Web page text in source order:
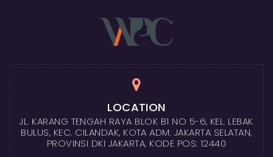
LOCATION
JL. KARANG TENGAH RAYA BLOK B1 NO 5-6, KEL. LEBAK
BULUS, KEC. CILANDAK, KOTA ADM. JAKARTA SELATAN,
PROVINSI DKI JAKARTA, KODE POS: 12440